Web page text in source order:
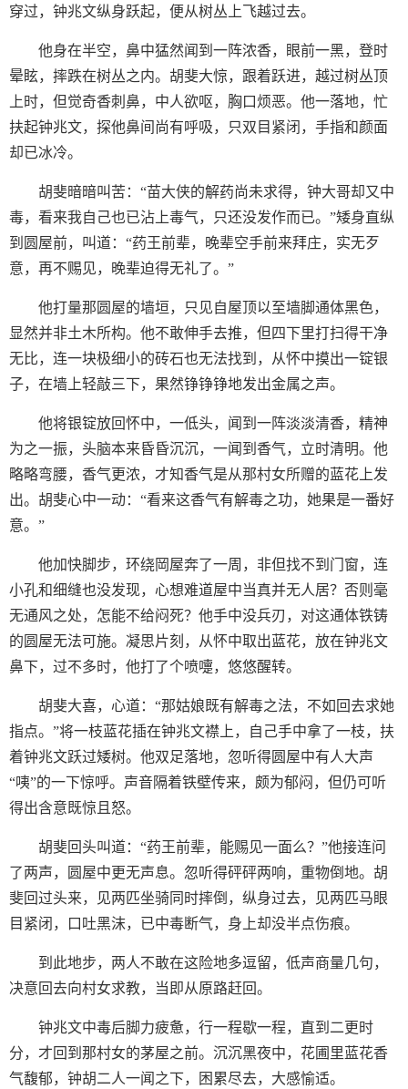
穿过，钟兆文纵身跃起，便从树丛上飞越过去。
他身在半空，鼻中猛然闻到一阵浓香，眼前一黑，登时
晕眩，摔跌在树丛之内。胡斐大惊，跟着跃进，越过树丛顶
上时，但觉奇香刺鼻，中人欲呕，胸口烦恶。他一落地，忙
扶起钟兆文，探他鼻间尚有呼吸，只双目紧闭，手指和颜面
却已冰冷。
胡斐暗暗叫苦：“苗大侠的解药尚未求得，钟大哥却又中
毒，看来我自己也已沾上毒气，只还没发作而已。”矮身直纵
到圆屋前，叫道：“药王前辈，晚辈空手前来拜庄，实无歹
意，再不赐见，晚辈迫得无礼了。”
他打量那圆屋的墙垣，只见自屋顶以至墙脚通体黑色，
显然并非土木所构。他不敢伸手去推，但四下里打扫得干净
无比，连一块极细小的砖石也无法找到，从怀中摸出一锭银
子，在墙上轻敲三下，果然铮铮铮地发出金属之声。
他将银锭放回怀中，一低头，闻到一阵淡淡清香，精神
为之一振，头脑本来昏昏沉沉，一闻到香气，立时清明。他
略略弯腰，香气更浓，才知香气是从那村女所赠的蓝花上发
出。胡斐心中一动：“看来这香气有解毒之功，她果是一番好
意。”
他加快脚步，环绕岡屋奔了一周，非但找不到门窗，连
小孔和细缝也没发现，心想难道屋中当真并无人居？否则毫
无通风之处，怎能不给闷死？他手中没兵刃，对这通体铁铸
的圆屋无法可施。凝思片刻，从怀中取出蓝花，放在钟兆文
鼻下，过不多时，他打了个喷嚏，悠悠醒转。
胡斐大喜，心道：“那姑娘既有解毒之法，不如回去求她
指点。”将一枝蓝花插在钟兆文襟上，自己手中拿了一枝，扶
着钟兆文跃过矮树。他双足落地，忽听得圆屋中有人大声
“咦”的一下惊呼。声音隔着铁壁传来，颇为郁闷，但仍可听
得出含意既惊且怒。
胡斐回头叫道：“药王前辈，能赐见一面么？”他接连问
了两声，圆屋中更无声息。忽听得砰砰两响，重物倒地。胡
斐回过头来，见两匹坐骑同时摔倒，纵身过去，见两匹马眼
目紧闭，口吐黑沫，已中毒断气，身上却没半点伤痕。
到此地步，两人不敢在这险地多逗留，低声商量几句，
决意回去向村女求教，当即从原路赶回。
钟兆文中毒后脚力疲惫，行一程歇一程，直到二更时
分，才回到那村女的茅屋之前。沉沉黑夜中，花圃里蓝花香
气馥郁，钟胡二人一闻之下，困累尽去，大感愉适。